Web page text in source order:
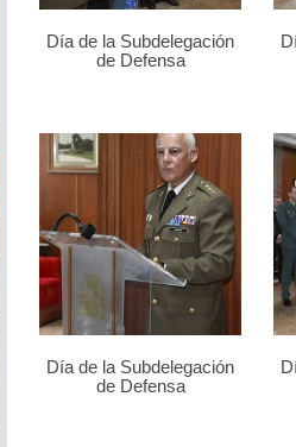
Día de la Subdelegación
de Defensa
Día de la Subdelegación
de Defensa